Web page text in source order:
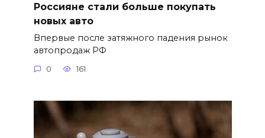
Россияне стали больше покупать
новых авто
Впервые после затяжного падения рынок
автопродаж РФ
0 161